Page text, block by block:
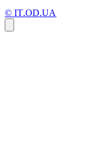
© IT.OD.UA